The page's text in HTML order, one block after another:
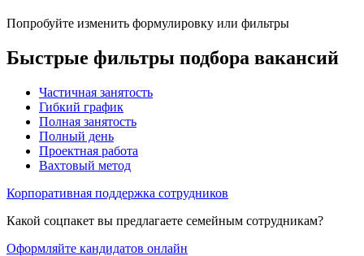
Попробуйте изменить формулировку или фильтры
Быстрые фильтры подбора вакансий
Частичная занятость
Гибкий график
Полная занятость
Полный день
Проектная работа
Вахтовый метод
Корпоративная поддержка сотрудников
Какой соцпакет вы предлагаете семейным сотрудникам?
Оформляйте кандидатов онлайн